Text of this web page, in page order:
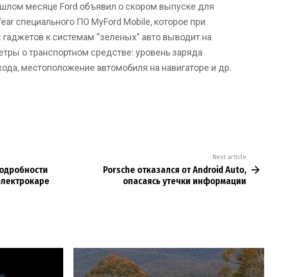
месяце Ford объявил о скором выпуске для
специального ПО MyFord Mobile, которое при
к системам “зеленых” авто выводит на
о транспортном средстве: уровень заряда
местоположение автомобиля на навигаторе и др.
Next article
Porsche отказался от Android Auto,
опасаясь утечки информации